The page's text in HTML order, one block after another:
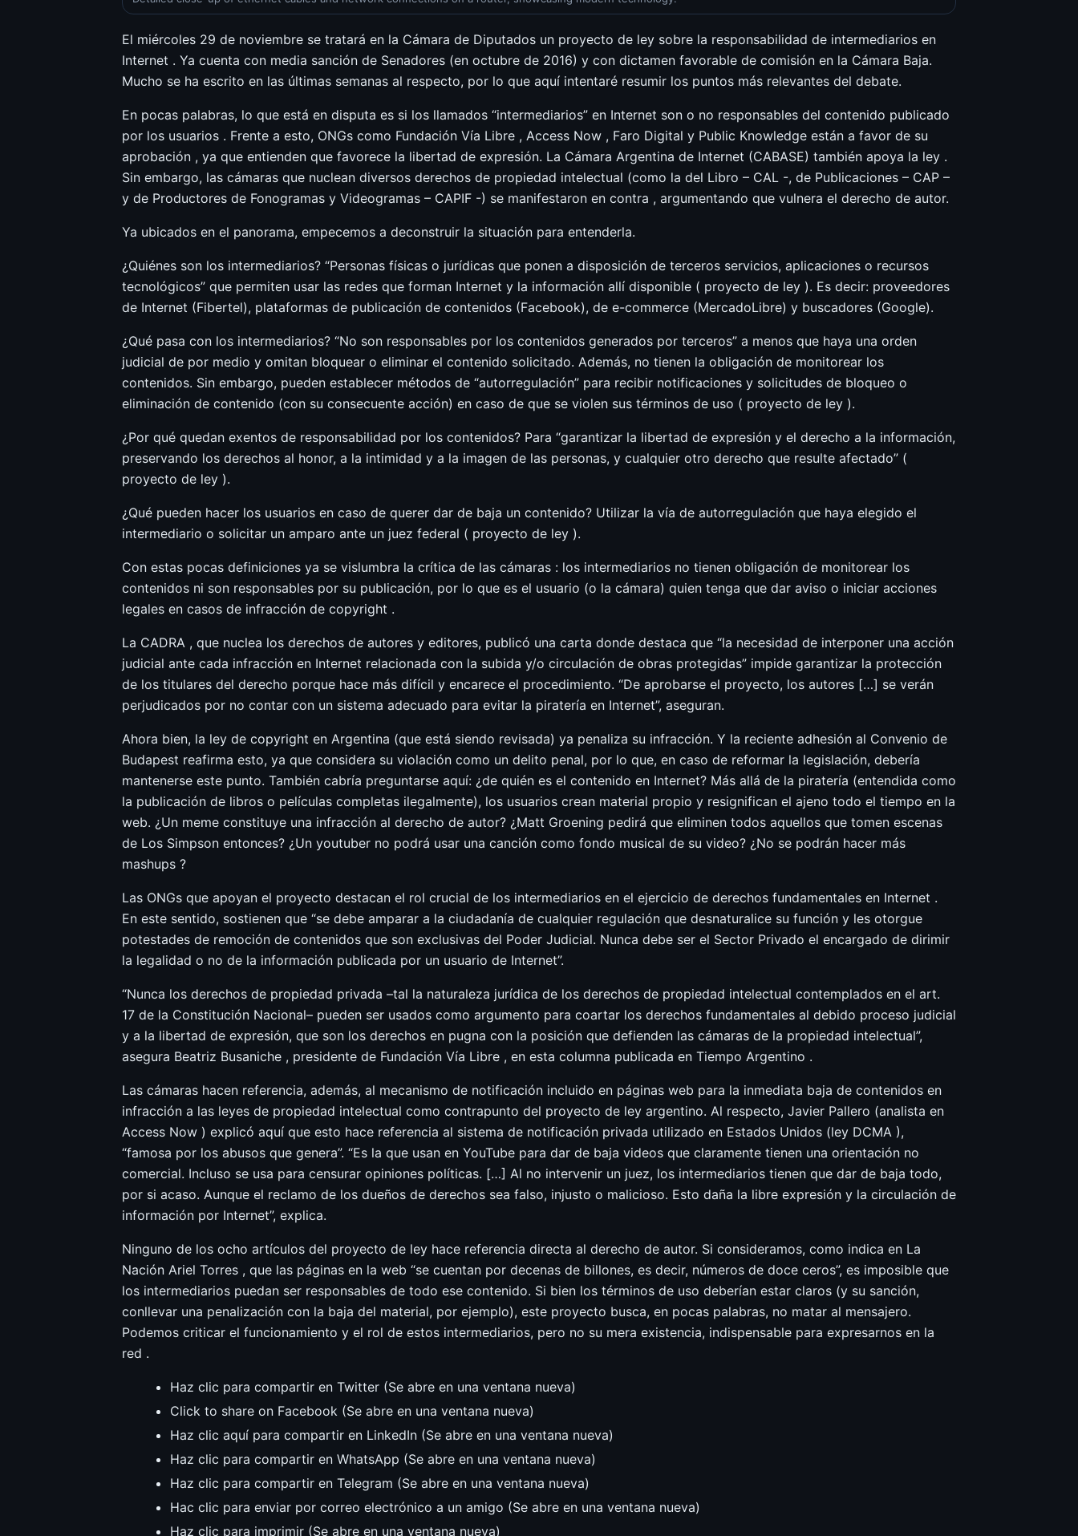
El miércoles 29 de noviembre se tratará en la Cámara de Diputados un proyecto de ley sobre la responsabilidad de intermediarios en
Internet . Ya cuenta con media sanción de Senadores (en octubre de 2016) y con dictamen favorable de comisión en la Cámara Baja.
Mucho se ha escrito en las últimas semanas al respecto, por lo que aquí intentaré resumir los puntos más relevantes del debate.
En pocas palabras, lo que está en disputa es si los llamados “intermediarios” en Internet son o no responsables del contenido publicado
por los usuarios . Frente a esto, ONGs como Fundación Vía Libre , Access Now , Faro Digital y Public Knowledge están a favor de su
aprobación , ya que entienden que favorece la libertad de expresión. La Cámara Argentina de Internet (CABASE) también apoya la ley .
Sin embargo, las cámaras que nuclean diversos derechos de propiedad intelectual (como la del Libro – CAL -, de Publicaciones – CAP –
y de Productores de Fonogramas y Videogramas – CAPIF -) se manifestaron en contra , argumentando que vulnera el derecho de autor.
Ya ubicados en el panorama, empecemos a deconstruir la situación para entenderla.
¿Quiénes son los intermediarios? “Personas físicas o jurídicas que ponen a disposición de terceros servicios, aplicaciones o recursos
tecnológicos” que permiten usar las redes que forman Internet y la información allí disponible ( proyecto de ley ). Es decir: proveedores
de Internet (Fibertel), plataformas de publicación de contenidos (Facebook), de e-commerce (MercadoLibre) y buscadores (Google).
¿Qué pasa con los intermediarios? “No son responsables por los contenidos generados por terceros” a menos que haya una orden
judicial de por medio y omitan bloquear o eliminar el contenido solicitado. Además, no tienen la obligación de monitorear los
contenidos. Sin embargo, pueden establecer métodos de “autorregulación” para recibir notificaciones y solicitudes de bloqueo o
eliminación de contenido (con su consecuente acción) en caso de que se violen sus términos de uso ( proyecto de ley ).
¿Por qué quedan exentos de responsabilidad por los contenidos? Para “garantizar la libertad de expresión y el derecho a la información,
preservando los derechos al honor, a la intimidad y a la imagen de las personas, y cualquier otro derecho que resulte afectado” (
proyecto de ley ).
¿Qué pueden hacer los usuarios en caso de querer dar de baja un contenido? Utilizar la vía de autorregulación que haya elegido el
intermediario o solicitar un amparo ante un juez federal ( proyecto de ley ).
Con estas pocas definiciones ya se vislumbra la crítica de las cámaras : los intermediarios no tienen obligación de monitorear los
contenidos ni son responsables por su publicación, por lo que es el usuario (o la cámara) quien tenga que dar aviso o iniciar acciones
legales en casos de infracción de copyright .
La CADRA , que nuclea los derechos de autores y editores, publicó una carta donde destaca que “la necesidad de interponer una acción
judicial ante cada infracción en Internet relacionada con la subida y/o circulación de obras protegidas” impide garantizar la protección
de los titulares del derecho porque hace más difícil y encarece el procedimiento. “De aprobarse el proyecto, los autores […] se verán
perjudicados por no contar con un sistema adecuado para evitar la piratería en Internet”, aseguran.
Ahora bien, la ley de copyright en Argentina (que está siendo revisada) ya penaliza su infracción. Y la reciente adhesión al Convenio de
Budapest reafirma esto, ya que considera su violación como un delito penal, por lo que, en caso de reformar la legislación, debería
mantenerse este punto. También cabría preguntarse aquí: ¿de quién es el contenido en Internet? Más allá de la piratería (entendida como
la publicación de libros o películas completas ilegalmente), los usuarios crean material propio y resignifican el ajeno todo el tiempo en la
web. ¿Un meme constituye una infracción al derecho de autor? ¿Matt Groening pedirá que eliminen todos aquellos que tomen escenas
de Los Simpson entonces? ¿Un youtuber no podrá usar una canción como fondo musical de su video? ¿No se podrán hacer más
mashups ?
Las ONGs que apoyan el proyecto destacan el rol crucial de los intermediarios en el ejercicio de derechos fundamentales en Internet .
En este sentido, sostienen que “se debe amparar a la ciudadanía de cualquier regulación que desnaturalice su función y les otorgue
potestades de remoción de contenidos que son exclusivas del Poder Judicial. Nunca debe ser el Sector Privado el encargado de dirimir
la legalidad o no de la información publicada por un usuario de Internet”.
“Nunca los derechos de propiedad privada –tal la naturaleza jurídica de los derechos de propiedad intelectual contemplados en el art.
17 de la Constitución Nacional– pueden ser usados como argumento para coartar los derechos fundamentales al debido proceso judicial
y a la libertad de expresión, que son los derechos en pugna con la posición que defienden las cámaras de la propiedad intelectual”,
asegura Beatriz Busaniche , presidente de Fundación Vía Libre , en esta columna publicada en Tiempo Argentino .
Las cámaras hacen referencia, además, al mecanismo de notificación incluido en páginas web para la inmediata baja de contenidos en
infracción a las leyes de propiedad intelectual como contrapunto del proyecto de ley argentino. Al respecto, Javier Pallero (analista en
Access Now ) explicó aquí que esto hace referencia al sistema de notificación privada utilizado en Estados Unidos (ley DCMA ),
“famosa por los abusos que genera”. “Es la que usan en YouTube para dar de baja videos que claramente tienen una orientación no
comercial. Incluso se usa para censurar opiniones políticas. […] Al no intervenir un juez, los intermediarios tienen que dar de baja todo,
por si acaso. Aunque el reclamo de los dueños de derechos sea falso, injusto o malicioso. Esto daña la libre expresión y la circulación de
información por Internet”, explica.
Ninguno de los ocho artículos del proyecto de ley hace referencia directa al derecho de autor. Si consideramos, como indica en La
Nación Ariel Torres , que las páginas en la web “se cuentan por decenas de billones, es decir, números de doce ceros”, es imposible que
los intermediarios puedan ser responsables de todo ese contenido. Si bien los términos de uso deberían estar claros (y su sanción,
conllevar una penalización con la baja del material, por ejemplo), este proyecto busca, en pocas palabras, no matar al mensajero.
Podemos criticar el funcionamiento y el rol de estos intermediarios, pero no su mera existencia, indispensable para expresarnos en la
red .
Haz clic para compartir en Twitter (Se abre en una ventana nueva)
Click to share on Facebook (Se abre en una ventana nueva)
Haz clic aquí para compartir en LinkedIn (Se abre en una ventana nueva)
Haz clic para compartir en WhatsApp (Se abre en una ventana nueva)
Haz clic para compartir en Telegram (Se abre en una ventana nueva)
Hac clic para enviar por correo electrónico a un amigo (Se abre en una ventana nueva)
Haz clic para imprimir (Se abre en una ventana nueva)